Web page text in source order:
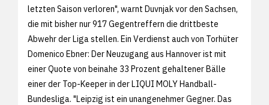
letzten Saison verloren", warnt Duvnjak vor den Sachsen,
die mit bisher nur 917 Gegentreffern die drittbeste
Abwehr der Liga stellen. Ein Verdienst auch von Torhüter
Domenico Ebner: Der Neuzugang aus Hannover ist mit
einer Quote von beinahe 33 Prozent gehaltener Bälle
einer der Top-Keeper in der LIQUI MOLY Handball-
Bundesliga. "Leipzig ist ein unangenehmer Gegner. Das